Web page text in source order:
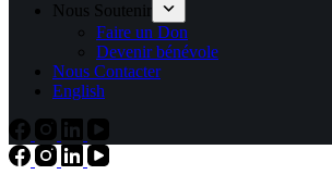
Nous Soutenir
Faire un Don
Devenir bénévole
Nous Contacter
English